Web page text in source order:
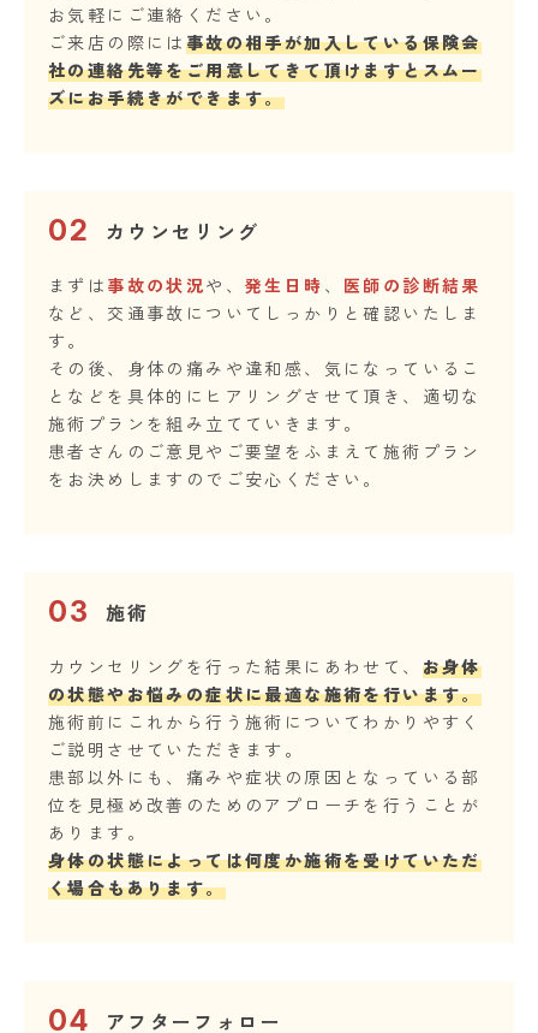
お気軽にご連絡ください。
ご来店の際には 事故の相手が加入している保険会
社の連絡先等をご用意してきて頂けますとスムー
ズにお手続きができます。
02 カウンセリング
まずは 事故の状況や、発生日時 、 医師の診断結果
など、交通事故についてしっかりと確認いたしま
す。
その後、身体の痛みや違和感、気になっているこ
となどを具体的にヒアリングさせて頂き、適切な
施術プランを組み立てていきます。
患者さんのご意見やご要望をふまえて施術プラン
をお決めしますのでご安心ください。
03 施術
カウンセリングを行った結果にあわせて、 お身体
の状態やお悩みの症状に最適な施術を行います。
施術前にこれから行う施術についてわかりやすく
ご説明させていただきます。
患部以外にも、痛みや症状の原因となっている部
位を見極め改善のためのアプローチを行うことが
あります。
身体の状態によっては何度か施術を受けていただ
く場合もあります。
04 アフターフォロー